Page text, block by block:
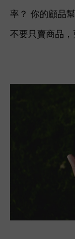
率？ 你的顧品
不要只賣商品，